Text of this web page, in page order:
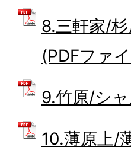
8.三軒家/
(PDFファ
9.竹原/シ
10.薄原上/